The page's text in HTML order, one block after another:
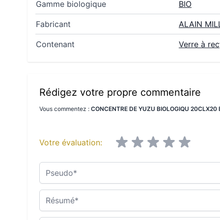
Gamme biologique BIO
Fabricant ALAIN
Contenant Verre à
Rédigez votre propre commentaire
Vous commentez : CONCENTRE DE YUZU BIOLOGIQU 20CLX20
Votre évaluation:
Pseudo
Résumé